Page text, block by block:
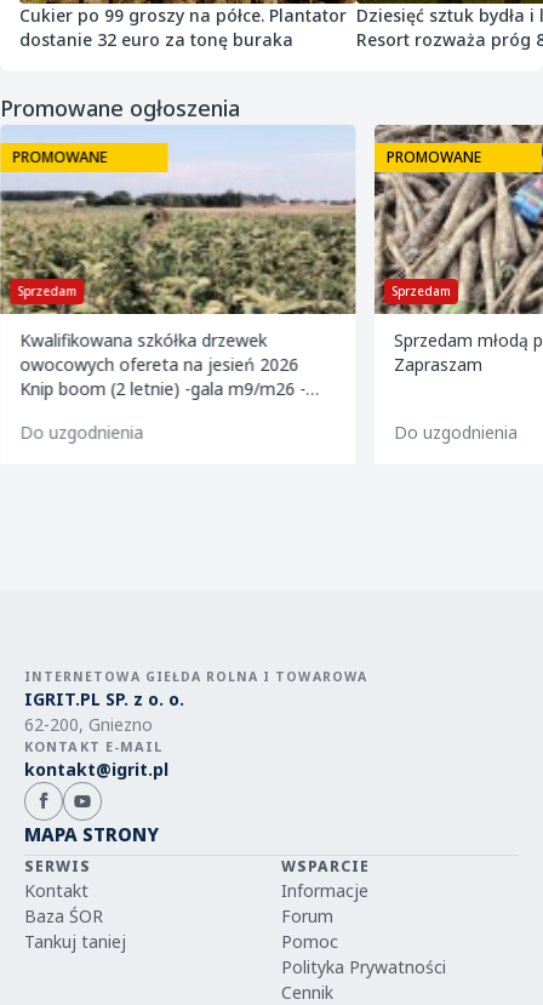
Cukier po 99 groszy na półce. Plantator
dostanie 32 euro za tonę buraka
Dziesięć sztuk bydła
Resort rozważa próg
Promowane ogłoszenia
Sprzedam
PROMOWANE
Kwalifikowana szkółka drzewek
owocowych ofereta na jesień 2026
Knip boom (2 letnie) -gala m9/m26 -
m9 -paulared m9/m2
Do uzgodnienia
Sprzedam
PROMOWANE
Sprzedam młodą
Zapraszam
Do uzgodnienia
INTERNETOWA GIEŁDA ROLNA I TOWAROWA
IGRIT.PL SP. z o. o.
62-200, Gniezno
KONTAKT E-MAIL
kontakt@igrit.pl
MAPA STRONY
SERWIS
Kontakt
Baza ŚOR
Tankuj taniej
WSPARCIE
Informacje
Forum
Pomoc
Polityka Prywatności
Cennik